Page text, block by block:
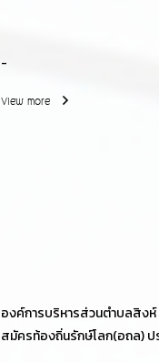
-
View more
องค์การบริหารส่วนตำบลสิง
สมัครท้องถิ่นรักษ์โลก(อถล) ป